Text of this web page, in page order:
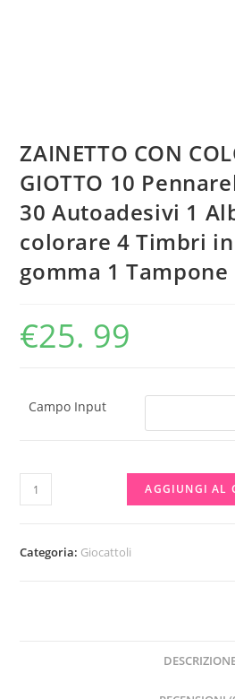
ZAINETTO CON
GIOTTO 10
30 Autoadesivi 1
colorare 4 Timbri
gomma 1
€25. 99
Campo Input
ZAINETTO
CON
TIMBRI
AGGIUNGI AL
Categoria: Giocattoli